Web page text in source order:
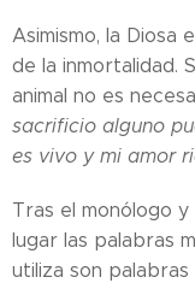
Asimismo, la Diosa
de la inmortalidad.
animal no es
sacrificio alguno
es vivo y mi amor
Tras el monólogo
lugar las palabras
utiliza son palabras